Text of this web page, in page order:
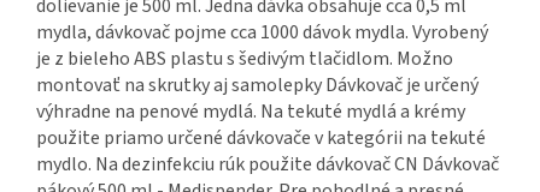
dolievanie je 500 ml. Jedna dávka obsahuje cca 0,5 ml
mydla, dávkovač pojme cca 1000 dávok mydla. Vyrobený
je z bieleho ABS plastu s šedivým tlačidlom. Možno
montovať na skrutky aj samolepky Dávkovač je určený
výhradne na penové mydlá. Na tekuté mydlá a krémy
použite priamo určené dávkovače v kategórii na tekuté
mydlo. Na dezinfekciu rúk použite dávkovač CN Dávkovač